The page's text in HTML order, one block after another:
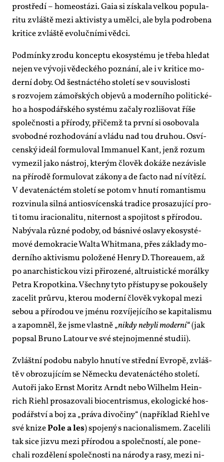
pro­stře­dí – ho­me­ostá­zi. Gaia si zís­ka­la vel­kou po­pu­la­
ri­tu zvláš­tě me­zi ak­ti­vis­ty a uměl­ci, ale by­la podro­be­na
kri­ti­ce zvláš­tě evo­luč­ní­mi věd­ci.
Pod­mín­ky zro­du kon­cep­tu eko­sys­té­mu je tře­ba hle­dat
nejen ve vý­vo­ji vě­dec­ké­ho po­zná­ní, ale i v kri­ti­ce mo­
der­ní do­by. Od šest­nác­té­ho sto­le­tí se v sou­vis­los­ti
s roz­vo­jem zá­moř­ských ob­je­vů a mo­der­ní­ho po­li­tic­ké­
ho a hos­po­dář­ské­ho sys­té­mu za­ča­ly roz­li­šo­vat ří­še
spo­leč­nos­ti a pří­ro­dy, při­čemž ta prv­ní si oso­bo­va­la
svo­bod­né roz­ho­do­vá­ní a vlá­du nad tou dru­hou. Osví­
cen­ský ide­ál for­mu­lo­val Im­ma­nu­el Kant, jenž ro­zum
vy­me­zil ja­ko ná­stroj, kte­rým člo­věk do­ká­že ne­zá­vis­le
na pří­ro­dě for­mu­lo­vat zá­ko­ny a de fac­to nad ní ví­tě­zí.
V de­va­te­nác­tém sto­le­tí se po­tom v hnu­tí ro­man­tis­mu
roz­vi­nu­la sil­ná an­ti­osví­cen­ská tra­di­ce pro­sa­zu­jí­cí pro­
ti to­mu ira­ci­o­na­li­tu, niter­nost a spo­ji­tost s pří­ro­dou.
Na­bý­va­la růz­né po­do­by, od bás­ni­vé osla­vy eko­sys­té­
mo­vé de­mo­kra­cie Wal­ta Whitma­na, přes zá­kla­dy mo­
der­ní­ho ak­ti­vis­mu po­lo­že­né He­n­ry D. Tho­reau­em, až
po anar­chis­tic­kou vi­zi při­ro­ze­né, al­tru­is­tic­ké mo­rál­ky
Pet­ra Kro­po­tki­na. Všech­ny ty­to pří­stu­py se po­kou­še­ly
za­ce­lit prů­r­vu, kte­rou mo­der­ní člo­věk vy­ko­pal me­zi
se­bou a pří­ro­dou ve jmé­nu roz­ví­je­jí­cí­ho se ka­pi­ta­lis­mu
a za­po­mněl, že jsme vlast­ně „ni­kdy ne­by­li mo­der­ní“(jak
po­psal Bru­no La­tour ve své stej­no­jmen­né stu­dii).
Zvlášt­ní po­do­bu na­by­lo hnu­tí ve střed­ní Ev­ro­pě, zvláš­
tě v ob­ro­zu­jí­cím se Ně­mec­ku de­va­te­nác­té­ho sto­le­tí.
Au­to­ři ja­ko Ernst Mo­ri­tz Arn­dt ne­bo Wilhelm He­in­
rich Riehl pro­sa­zo­va­li bi­o­cen­t­ris­mus, eko­lo­gic­ké hos­
po­dář­ství a boj za „prá­va di­vo­či­ny“ (na­pří­klad Riehl ve
své kni­zePo­le a les) spo­je­ný s na­ci­o­na­lis­mem. Za­ce­li­li
tak si­ce jizvu me­zi pří­ro­dou a spo­leč­nos­tí, ale po­ne­
cha­li roz­dě­le­ní spo­leč­nos­ti na ná­ro­dy a ra­sy, me­zi ni­